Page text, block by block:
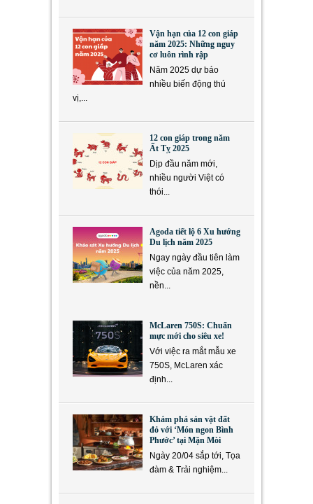
Vận hạn của 12 con giáp
năm 2025: Những nguy
cơ luôn rình rập
Năm 2025 dự báo
nhiều biến động thú
vị,...
12 con giáp trong năm
Ất Tỵ 2025
Dịp đầu năm mới,
nhiều người Việt có
thói...
Agoda tiết lộ 6 Xu hướng
Du lịch năm 2025
Ngay ngày đầu tiên làm
việc của năm 2025,
nền...
McLaren 750S: Chuẩn
mực mới cho siêu xe!
Với việc ra mắt mẫu xe
750S, McLaren xác
định...
Khám phá sản vật đất
đỏ với ‘Món ngon Bình
Phước’ tại Mặn Mòi
Ngày 20/04 sắp tới, Tọa
đàm & Trải nghiệm...